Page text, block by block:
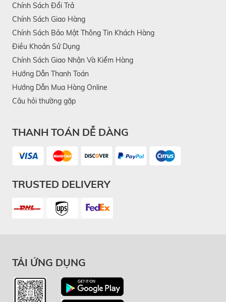
Chính Sách Đổi Trả
Chính Sách Giao Hàng
Chính Sách Bảo Mật Thông Tin Khách Hàng
Điều Khoản Sử Dụng
Chính Sách Giao Nhận Và Kiểm Hàng
Hướng Dẫn Thanh Toán
Hướng Dẫn Mua Hàng Online
Câu hỏi thường gặp
THANH TOÁN DỄ DÀNG
TRUSTED DELIVERY
TẢI ỨNG DỤNG